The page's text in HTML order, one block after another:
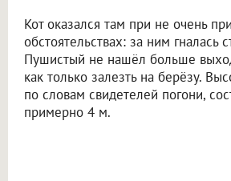
Кот оказался там при не очень
обстоятельствах: за ним гналась
Пушистый не нашёл больше
как только залезть на берёзу.
по словам свидетелей погони,
примерно 4 м.